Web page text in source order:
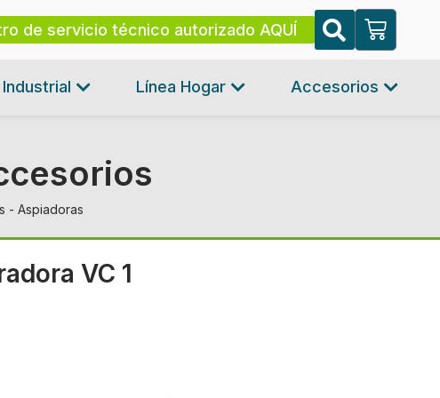
de servicio técnico autorizado AQUÍ
Línea Hogar Accesorios
- Aspiadoras
VC 1